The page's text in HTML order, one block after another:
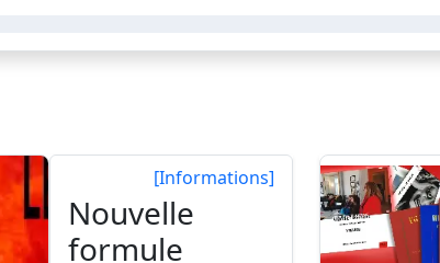
[Informations]
Nouvelle
formule